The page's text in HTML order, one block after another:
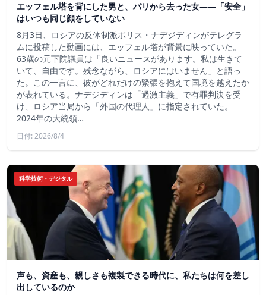
エッフェル塔を背にした男と、パリから去った女——「安全」
はいつも同じ顔をしていない
8月3日、ロシアの反体制派ボリス・ナデジディンがテレグラ
ムに投稿した動画には、エッフェル塔が背景に映っていた。
63歳の元下院議員は「良いニュースがあります。私は生きて
いて、自由です。残念ながら、ロシアにはいません」と語っ
た。この一言に、彼がどれだけの緊張を抱えて国境を越えたか
が表れている。ナデジディンは「過激主義」で有罪判決を受
け、ロシア当局から「外国の代理人」に指定されていた。
2024年の大統領…
日付: 2026/8/4
科学技術・デジタル
声も、資産も、親しさも複製できる時代に、私たちは何を差し
出しているのか